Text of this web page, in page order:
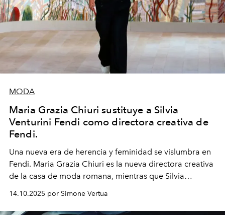
MODA
Maria Grazia Chiuri sustituye a Silvia
Venturini Fendi como directora creativa de
Fendi.
Una nueva era de herencia y feminidad se vislumbra en
Fendi. Maria Grazia Chiuri es la nueva directora creativa
de la casa de moda romana, mientras que Silvia
14.10.2025 por Simone Vertua